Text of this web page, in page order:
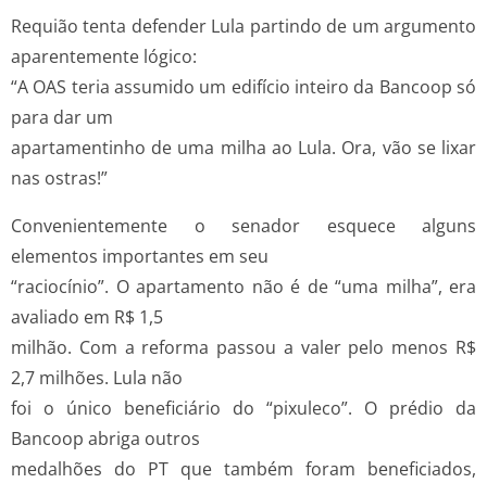
Requião tenta defender Lula partindo de um argumento
aparentemente lógico:
“A OAS teria assumido um edifício inteiro da Bancoop só
para dar um
apartamentinho de uma milha ao Lula. Ora, vão se lixar
nas ostras!”
Convenientemente o senador esquece alguns
elementos importantes em seu
“raciocínio”. O apartamento não é de “uma milha”, era
avaliado em R$ 1,5
milhão. Com a reforma passou a valer pelo menos R$
2,7 milhões. Lula não
foi o único beneficiário do “pixuleco”. O prédio da
Bancoop abriga outros
medalhões do PT que também foram beneficiados,